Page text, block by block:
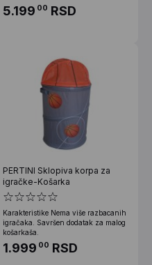
5.199 00 RSD
PERTINI Sklopiva korpa za
igračke-Košarka
Karakteristike Nema više razbacanih
igračaka. Savršen dodatak za malog
košarkaša.
1.999 00 RSD